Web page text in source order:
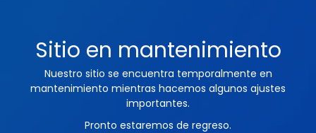
Sitio en mantenimiento
Nuestro sitio se encuentra temporalmente en
mantenimiento mientras hacemos algunos ajustes
importantes.
Pronto estaremos de regreso.